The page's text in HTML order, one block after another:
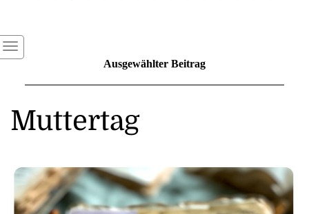
Ausgewählter Beitrag
Muttertag